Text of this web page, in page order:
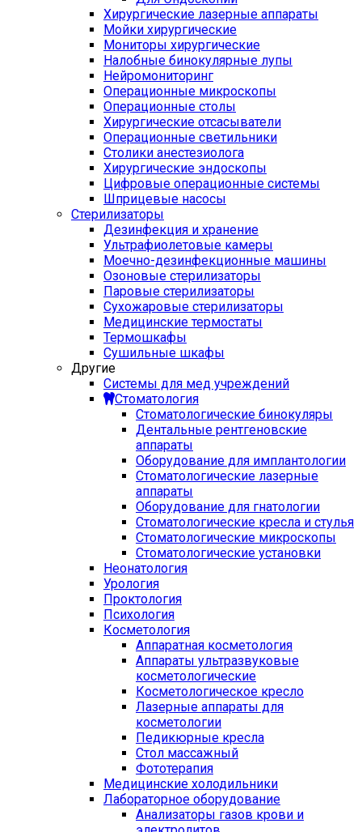
Хирургические лазерные аппараты
Мойки хирургические
Мониторы хирургические
Налобные бинокулярные лупы
Нейромониторинг
Операционные микроскопы
Операционные столы
Хирургические отсасыватели
Операционные светильники
Столики анестезиолога
Хирургические эндоскопы
Цифровые операционные системы
Шприцевые насосы
Стерилизаторы
Дезинфекция и хранение
Ультрафиолетовые камеры
Моечно-дезинфекционные машины
Озоновые стерилизаторы
Паровые стерилизаторы
Сухожаровые стерилизаторы
Медицинские термостаты
Термошкафы
Сушильные шкафы
Другие
Системы для мед учреждений
Стоматология
Стоматологические бинокуляры
Дентальные рентгеновские
аппараты
Оборудование для имплантологии
Стоматологические лазерные
аппараты
Оборудование для гнатологии
Стоматологические кресла и стулья
Стоматологические микроскопы
Стоматологические установки
Неонатология
Урология
Проктология
Психология
Косметология
Аппаратная косметология
Аппараты ультразвуковые
косметологические
Косметологическое кресло
Лазерные аппараты для
косметологии
Педикюрные кресла
Стол массажный
Фототерапия
Медицинские холодильники
Лабораторное оборудование
Анализаторы газов крови и